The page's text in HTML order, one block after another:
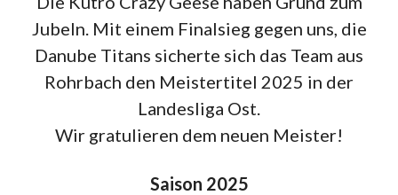
Jubeln. Mit einem Finalsieg gegen uns, die
Danube Titans sicherte sich das Team aus
Rohrbach den Meistertitel 2025 in der
Landesliga Ost.
Wir gratulieren dem neuen Meister!
Saison 2025